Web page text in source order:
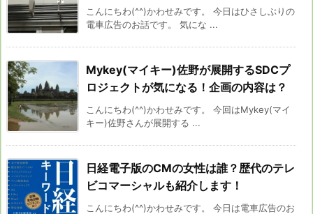
こんにちわ(^^)かわせみです。 今日はひさしぶりの
電車広告のお話です。 気にな ...
Mykey(マイキー)佐野が展開するSDCプ
ロジェクトが気になる！企画の内容は？
こんにちわ(^^)かわせみです。 今回はMykey(マイ
キー)佐野さんが展開する ...
日経電子版のCMの女性は誰？歴代のテレ
ビコマーシャルも紹介します！
こんにちわ(^^)かわせみです。 今日は電車広告のお